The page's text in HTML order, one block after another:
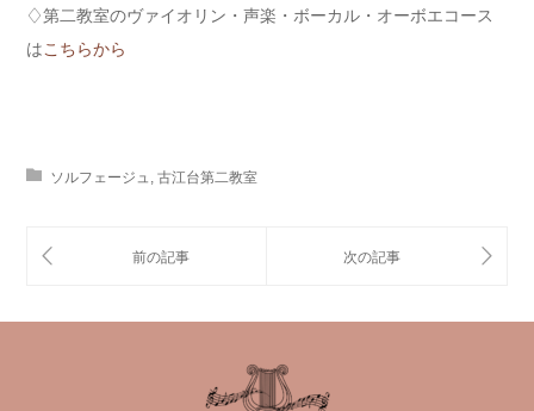
♢第二教室のヴァイオリン・声楽・ボーカル・オーボエコース
はこちらから
ソルフェージュ 古江台第二教室